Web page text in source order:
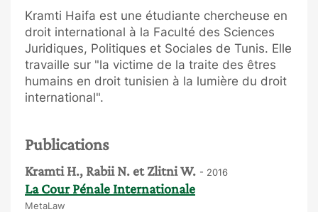
Kramti Haifa est une étudiante chercheuse en
droit international à la Faculté des Sciences
Juridiques, Politiques et Sociales de Tunis. Elle
travaille sur "la victime de la traite des êtres
humains en droit tunisien à la lumière du droit
international".
Publications
Kramti H., Rabii N. et Zlitni W. - 2016
La Cour Pénale Internationale
MetaLaw